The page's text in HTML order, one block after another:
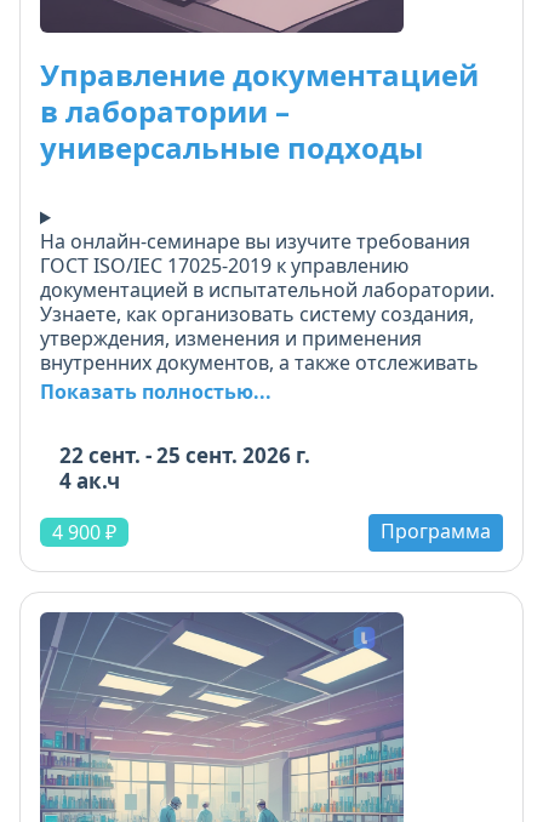
Управление документацией
в лаборатории –
универсальные подходы
На онлайн-семинаре вы изучите требования
ГОСТ ISO/IEC 17025-2019 к управлению
документацией в испытательной лаборатории.
Узнаете, как организовать систему создания,
утверждения, изменения и применения
внутренних документов, а также отслеживать
обновления внешних нормативных
вести записи и обеспечивать доступ к
актуальным версиям на всех рабочих местах.
Научитесь разрабатывать универсальные
документы: процедуры, инструкции, перечни
сокращений. Все материалы актуализированы
Шаблоны и примеры можно сразу
использовать в работе. Курс подходит для
подготовки к аккредитации и внутренним
аудитам.
Показать полностью...
22 сент. - 25 сент. 2026 г.
4 ак.ч
4 900 ₽ Программа